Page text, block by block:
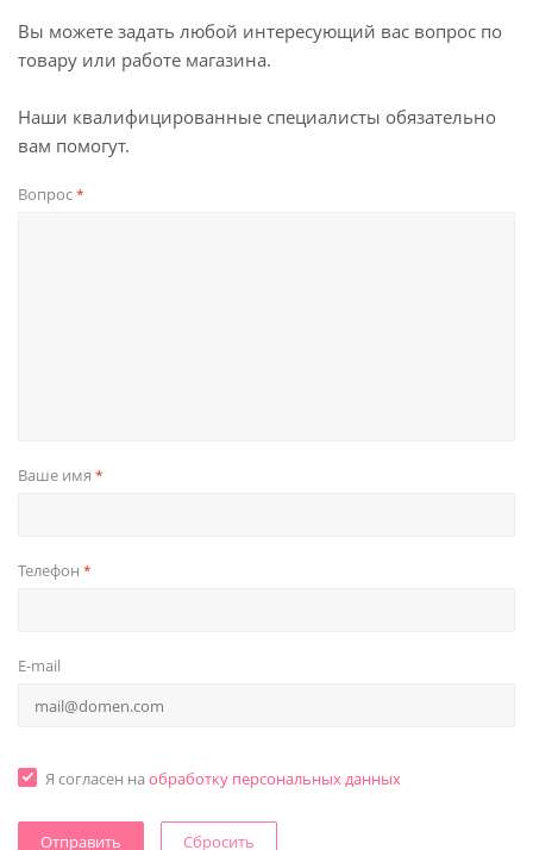
Вы можете задать любой интересующий вас вопрос по
товару или работе магазина.
Наши квалифицированные специалисты обязательно
вам помогут.
Вопрос*
Ваше имя *
Телефон *
E-mail
Я согласен на обработку персональных данных
Сбросить